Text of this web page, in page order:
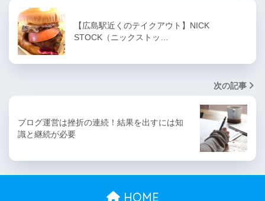
【広島駅近くのテイクアウト】NICK
STOCK（ニックストッ…
次の記事
ブログ運営は挫折の連続！結果を出すには知
識と継続が必要
HOME